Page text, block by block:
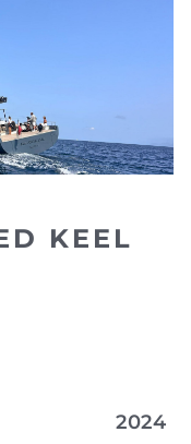
KEEL
2024